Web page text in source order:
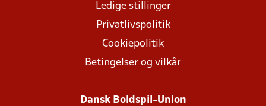
Ledige stillinger
Privatlivspolitik
Cookiepolitik
Betingelser og vilkår
Dansk Boldspil-Union